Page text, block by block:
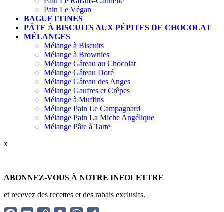
Pain Le Végan
BAGUETTINES
PÂTE À BISCUITS AUX PÉPITES DE CHOCOLAT
MÉLANGES
Mélange à Biscuits
Mélange à Brownies
Mélange Gâteau au Chocolat
Mélange Gâteau Doré
Mélange Gâteau des Anges
Mélange Gaufres et Crêpes
Mélange à Muffins
Mélange Pain Le Campagnard
Mélange Pain La Miche Angélique
Mélange Pâte à Tarte
x
ABONNEZ-VOUS À NOTRE INFOLETTRE
et recevez des recettes et des rabais exclusifs.